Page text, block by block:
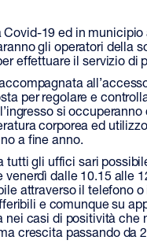
Covid-19 ed in municipio
gli operatori della
effettuare il servizio di
per regolare e
si
corporea ed
a fine anno.
tutti gli uffici sari
venerdì dalle 10.15 alle
attraverso il telefono
e comunque su
nei casi di positività
crescita passando da